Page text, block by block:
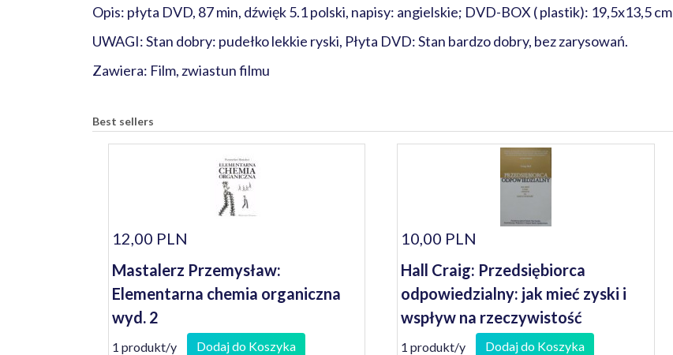
Opis: płyta DVD, 87 min, dźwięk 5.1 polski, napisy: angielskie; DVD-BOX ( plastik): 19,5x13,5 cm
UWAGI: Stan dobry: pudełko lekkie ryski, Płyta DVD: Stan bardzo dobry, bez zarysowań.
Zawiera: Film, zwiastun filmu
Best sellers
12,00 PLN
Mastalerz Przemysław:
Elementarna chemia organiczna
wyd. 2
1 produkt/y Dodaj do Koszyka
10,00 PLN
Hall Craig: Przedsiębiorca
odpowiedzialny: jak mieć zyski i
wspływ na rzeczywistość
1 produkt/y Dodaj do Koszyka